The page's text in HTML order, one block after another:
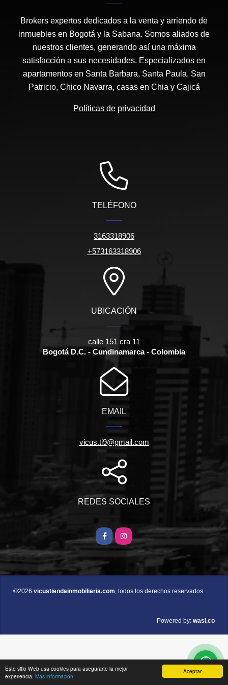
Aceptar
Este sitio Web usa cookies para asegurarte la mejor
experiencia. Más información
Brokers expertos dedicados a la venta y arriendo de
inmuebles en Bogotá y la Sabana. Somos aliados de
nuestros clientes, generando así una máxima
satisfacción a sus necesidades. Especializados en
apartamentos en Santa Barbara, Santa Paula, San
Patricio, Chico Navarra, casas en Chia y Cajicá
Políticas de privacidad
TELÉFONO
3163318906
+573163318906
UBICACIÓN
calle 151 cra 11
Bogotá D.C. - Cundinamarca - Colombia
EMAIL
vicus.ti9@gmail.com
REDES SOCIALES
FacebookInstagram
©2026 vicustiendainmobiliaria.com, todos los derechos reservados.
Powered by: wasi.co